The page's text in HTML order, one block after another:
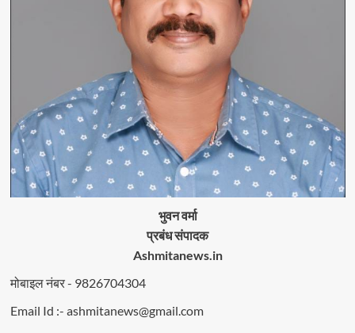
भुवन वर्मा
प्रबंध संपादक
Ashmitanews.in
मोबाइल नंबर - 9826704304
Email Id :- ashmitanews@gmail.com